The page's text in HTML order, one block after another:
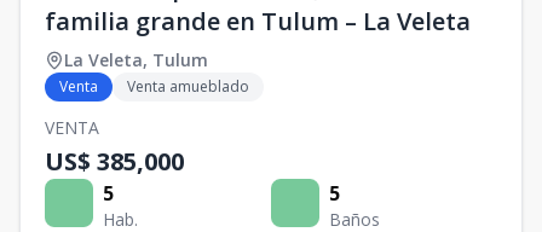
familia grande en Tulum – La Veleta
La Veleta, Tulum
Venta Venta amueblado
VENTA
US$ 385,000
5
Hab.
5
Baños